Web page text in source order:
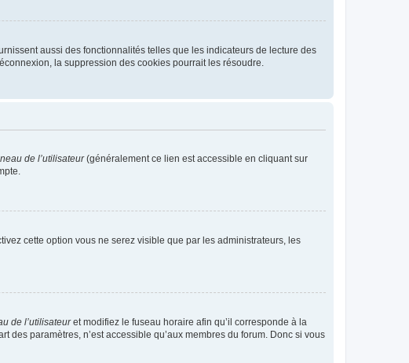
aussi des fonctionnalités telles que les indicateurs de lecture des
la suppression des cookies pourrait les résoudre.
de l’utilisateur(généralement ce lien est accessible en cliquant sur
cette option vous ne serez visible que par les administrateurs, les
de l’utilisateuret modifiez le fuseau horaire afin qu’il corresponde à la
paramètres, n’est accessible qu’aux membres du forum. Donc si vous